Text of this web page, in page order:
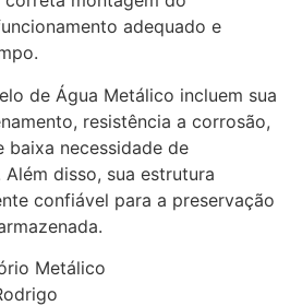
adequado e
de Água Metálico incluem sua
resistência a corrosão,
baixa necessidade de
disso, sua estrutura
confiável para a preservação
Metálico